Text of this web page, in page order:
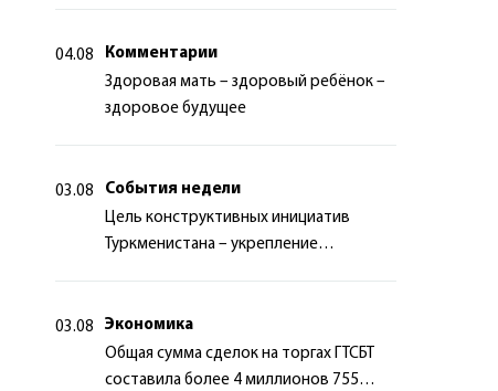
04.08
Комментарии
Здоровая мать – здоровый ребёнок –
здоровое будущее
03.08
События недели
Цель конструктивных инициатив
Туркменистана – укрепление
03.08
Экономика
Общая сумма сделок на торгах ГТСБТ
составила более 4 миллионов 755